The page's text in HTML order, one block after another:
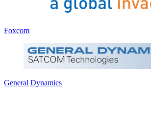
Foxcom
General Dynamics